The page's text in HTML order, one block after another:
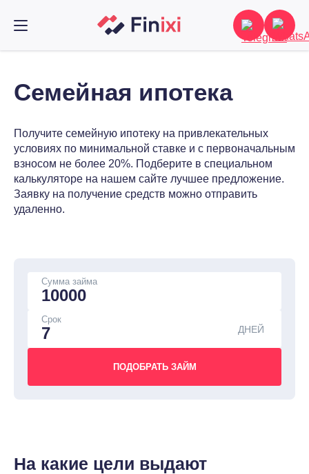
Семейная ипотека
Получите семейную ипотеку на привлекательных
условиях по минимальной ставке и с первоначальным
взносом не более 20%. Подберите в специальном
калькуляторе на нашем сайте лучшее предложение.
Заявку на получение средств можно отправить
удаленно.
Сумма займа
Срок
ДНЕЙ
На какие цели выдают